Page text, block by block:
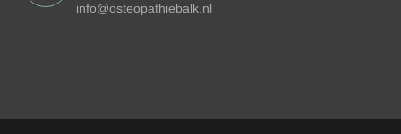
info@osteopathiebalk.nl